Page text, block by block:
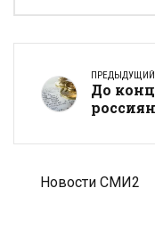
До
Новости СМИ2